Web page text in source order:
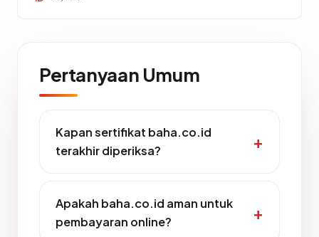
Pertanyaan Umum
Kapan sertifikat baha.co.id
terakhir diperiksa?
Apakah baha.co.id aman untuk
pembayaran online?